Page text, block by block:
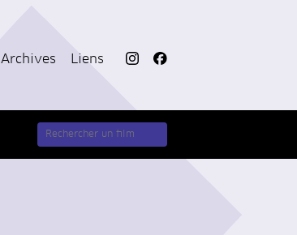
Archives Liens